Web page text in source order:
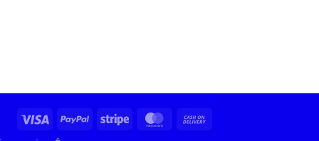
Visa PayPal Stripe MasterCard